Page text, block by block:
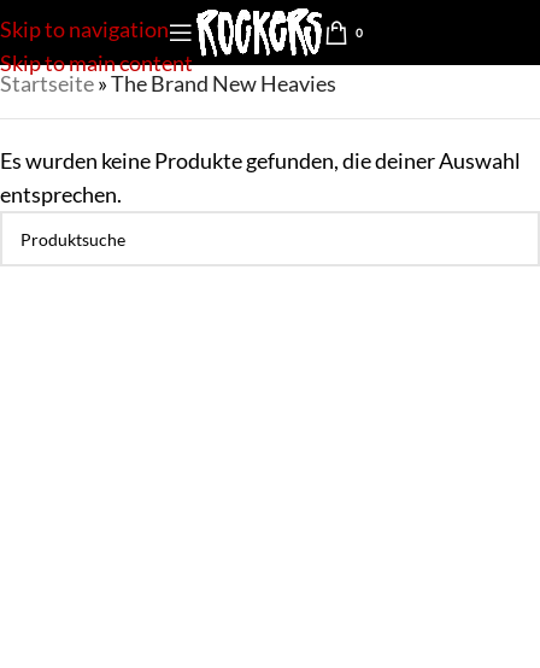
Skip to navigation
Skip to main content
0
Startseite»The Brand New Heavies
Es wurden keine Produkte gefunden, die deiner Auswahl
entsprechen.